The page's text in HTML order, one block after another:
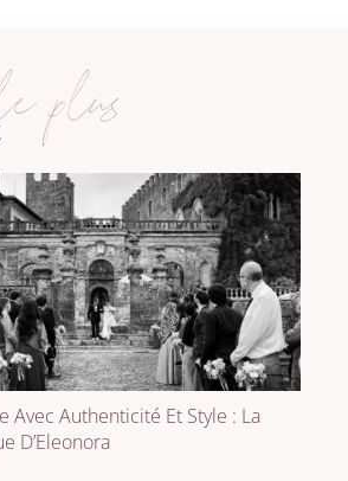
plus
Avec Authenticité Et Style : La
D’Eleonora